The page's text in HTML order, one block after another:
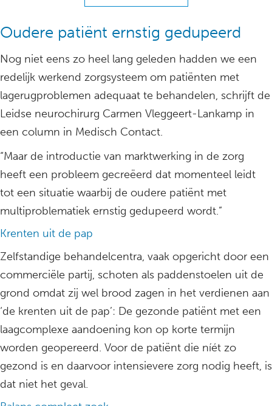
Oudere patiënt ernstig gedupeerd
Nog niet eens zo heel lang geleden hadden we een
redelijk werkend zorgsysteem om patiënten met
lagerugproblemen adequaat te behandelen, schrijft de
Leidse neurochirurg Carmen Vleggeert-Lankamp in
een column in Medisch Contact.
“Maar de introductie van marktwerking in de zorg
heeft een probleem gecreëerd dat momenteel leidt
tot een situatie waarbij de oudere patiënt met
multiproblematiek ernstig gedupeerd wordt.”
Krenten uit de pap
Zelfstandige behandelcentra, vaak opgericht door een
commerciële partij, schoten als paddenstoelen uit de
grond omdat zij wel brood zagen in het verdienen aan
‘de krenten uit de pap’: De gezonde patiënt met een
laagcomplexe aandoening kon op korte termijn
worden geopereerd. Voor de patiënt die níét zo
gezond is en daarvoor intensievere zorg nodig heeft, is
dat niet het geval.